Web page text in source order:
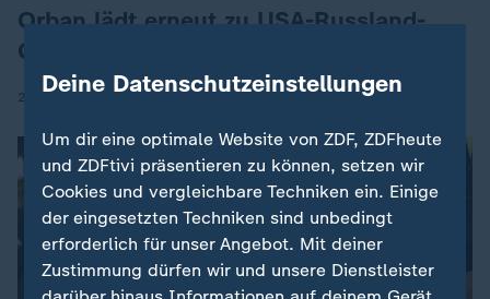
:
Orban lädt erneut zu USA-Russland-
Gipfel ein
28.11.2025 | 16:47
Deine Datenschutzeinstellungen
Um dir eine optimale Website von ZDF, ZDFheute
und ZDFtivi präsentieren zu können, setzen wir
Cookies und vergleichbare Techniken ein. Einige
der eingesetzten Techniken sind unbedingt
erforderlich für unser Angebot. Mit deiner
Zustimmung dürfen wir und unsere Dienstleister